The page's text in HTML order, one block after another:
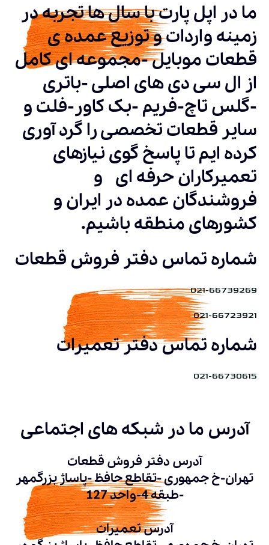
ما در اپل پارت با سال ها تجربه در
زمینه واردات و توزیع عمده ی
قطعات موبایل -مجموعه ای کامل
از ال سی دی های اصلی -باتری
-گلس تاچ-فریم -بک کاور-فلت و
سایر قطعات تخصصی را گرد آوری
کرده ایم تا پاسخ گوی نیازهای
تعمیرکاران حرفه ای و
فروشندگان عمده در ایران و
کشورهای منطقه باشیم.
شماره تماس دفتر فروش قطعات
021-66739269
021-66723921
شماره تماس دفتر تعمیرات
021-66730615
آدرس ما در شبکه های اجتماعی
آدرس دفتر فروش قطعات
تهران-خ جمهوری -تقاطع حافظ -پاساژ بزرگمهر
-طبقه 4-واحد 127
آدرس تعمیرات